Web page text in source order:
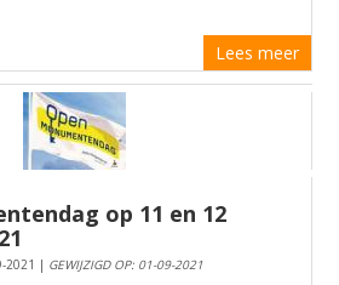
Lees meer
op 11 en 12
2021 | GEWIJZIGD OP: 01-09-2021